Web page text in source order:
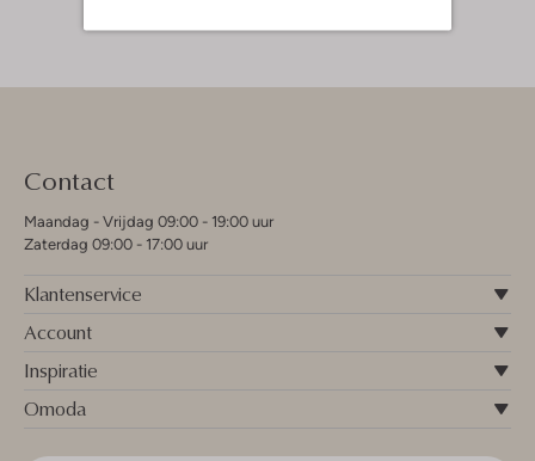
Contact
Maandag - Vrijdag 09:00 - 19:00 uur
Zaterdag 09:00 - 17:00 uur
Klantenservice
Account
Inspiratie
Omoda